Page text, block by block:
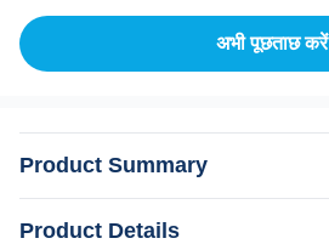
अभी पूछताछ करें
Product Summary
Product Details